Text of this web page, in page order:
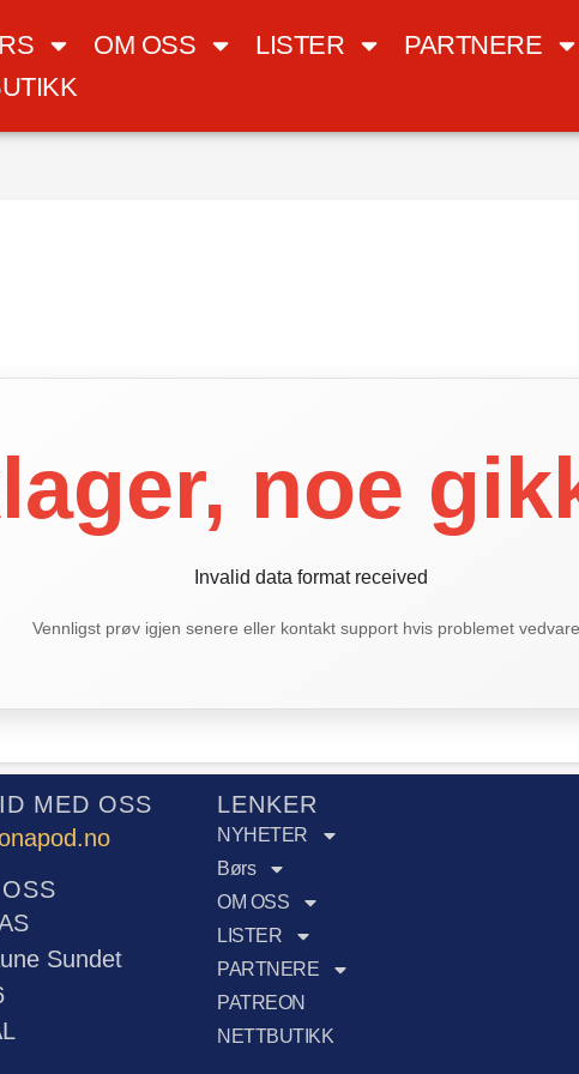
OM OSS LISTER
PARTNERE
noe
Invalid data format received
Vennligst prøv igjen senere eller kontakt support hvis problemet
MED OSS
Sundet
LENKER
NYHETER
Børs
OM OSS
LISTER
PARTNERE
PATREON
NETTBUTIKK